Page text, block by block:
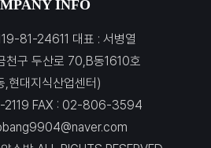
INFO
81-24611 대표 : 서병열
천구 두산로 70,B동1610호
,현대지식산업센터)
2119 FAX : 02-806-3594